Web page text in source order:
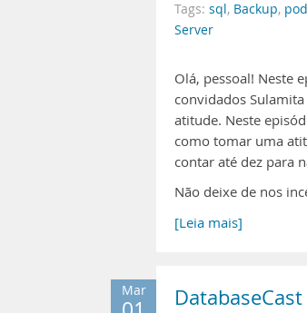
Tags: sql, Backup,
Server
Olá, pessoal! Neste
convidados Sulamita
atitude. Neste
como tomar uma
contar até dez para
Não deixe de nos
[Leia mais]
Mar